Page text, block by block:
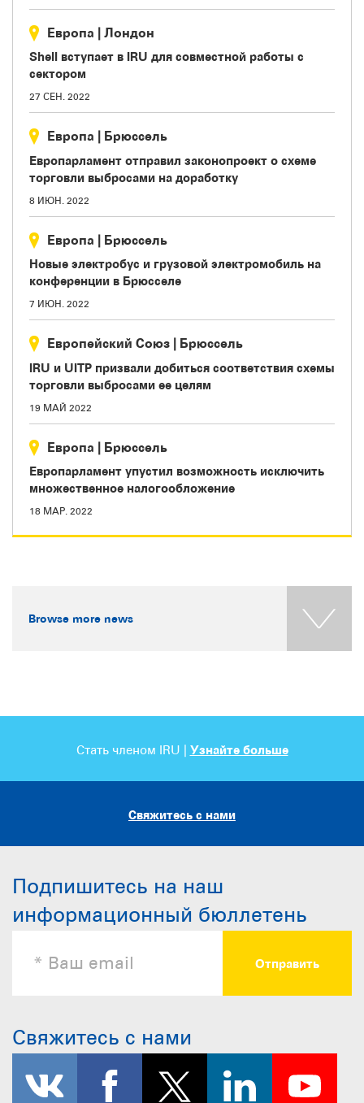
Европа | Лондон
Shell вступает в IRU для совместной работы с
сектором
27 СЕН. 2022
Европа | Брюссель
Европарламент отправил законопроект о схеме
торговли выбросами на доработку
8 ИЮН. 2022
Европа | Брюссель
Новые электробус и грузовой электромобиль на
конференции в Брюсселе
7 ИЮН. 2022
Европейский Союз | Брюссель
IRU и UITP призвали добиться соответствия схемы
торговли выбросами ее целям
19 МАЙ 2022
Европа | Брюссель
Европарламент упустил возможность исключить
множественное налогообложение
18 МАР. 2022
Browse more news
Стать членом IRU | Узнайте больше
Свяжитесь с нами
Подпишитесь на наш
информационный бюллетень
Свяжитесь с нами